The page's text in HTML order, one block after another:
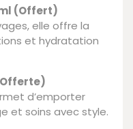
(Offert)
elle offre la
et hydratation
d’emporter
et soins avec style.